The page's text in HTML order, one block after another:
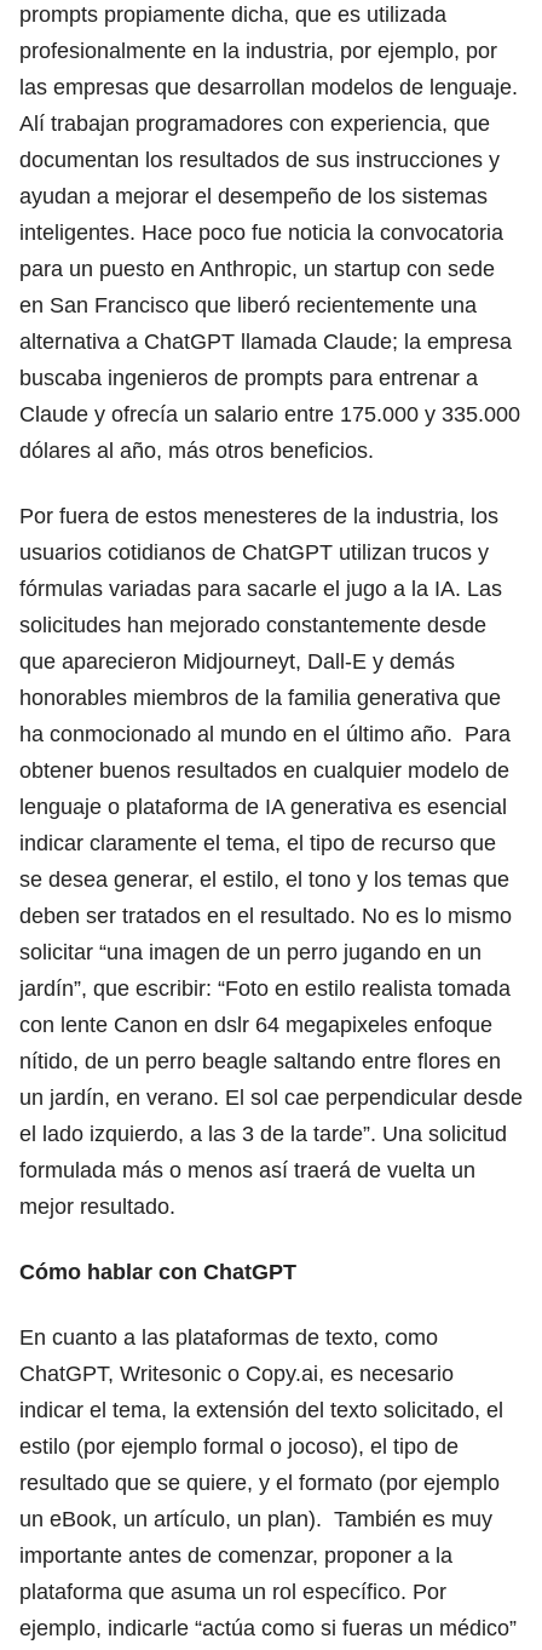
prompts propiamente dicha, que es utilizada
profesionalmente en la industria, por ejemplo, por
las empresas que desarrollan modelos de lenguaje.
Alí trabajan programadores con experiencia, que
documentan los resultados de sus instrucciones y
ayudan a mejorar el desempeño de los sistemas
inteligentes. Hace poco fue noticia la convocatoria
para un puesto en Anthropic, un startup con sede
en San Francisco que liberó recientemente una
alternativa a ChatGPT llamada Claude; la empresa
buscaba ingenieros de prompts para entrenar a
Claude y ofrecía un salario entre 175.000 y 335.000
dólares al año, más otros beneficios.
Por fuera de estos menesteres de la industria, los
usuarios cotidianos de ChatGPT utilizan trucos y
fórmulas variadas para sacarle el jugo a la IA. Las
solicitudes han mejorado constantemente desde
que aparecieron Midjourneyt, Dall-E y demás
honorables miembros de la familia generativa que
ha conmocionado al mundo en el último año. Para
obtener buenos resultados en cualquier modelo de
lenguaje o plataforma de IA generativa es esencial
indicar claramente el tema, el tipo de recurso que
se desea generar, el estilo, el tono y los temas que
deben ser tratados en el resultado. No es lo mismo
solicitar “una imagen de un perro jugando en un
jardín”, que escribir: “Foto en estilo realista tomada
con lente Canon en dslr 64 megapixeles enfoque
nítido, de un perro beagle saltando entre flores en
un jardín, en verano. El sol cae perpendicular desde
el lado izquierdo, a las 3 de la tarde”. Una solicitud
formulada más o menos así traerá de vuelta un
mejor resultado.
Cómo hablar con ChatGPT
En cuanto a las plataformas de texto, como
ChatGPT, Writesonic o Copy.ai, es necesario
indicar el tema, la extensión del texto solicitado, el
estilo (por ejemplo formal o jocoso), el tipo de
resultado que se quiere, y el formato (por ejemplo
un eBook, un artículo, un plan). También es muy
importante antes de comenzar, proponer a la
plataforma que asuma un rol específico. Por
ejemplo, indicarle “actúa como si fueras un médico”